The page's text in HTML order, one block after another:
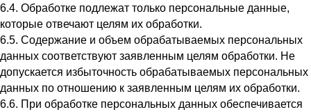
6.4. Обработке подлежат только персональные данные,
которые отвечают целям их обработки.
6.5. Содержание и объем обрабатываемых персональных
данных соответствуют заявленным целям обработки. Не
допускается избыточность обрабатываемых персональных
данных по отношению к заявленным целям их обработки.
6.6. При обработке персональных данных обеспечивается